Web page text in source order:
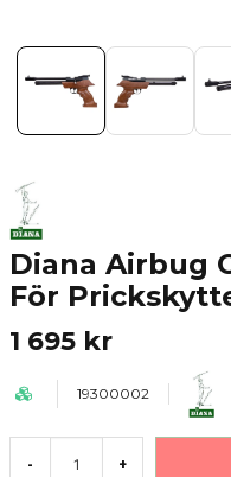
Diana Airbug
För
1 695 kr
19300002
- +